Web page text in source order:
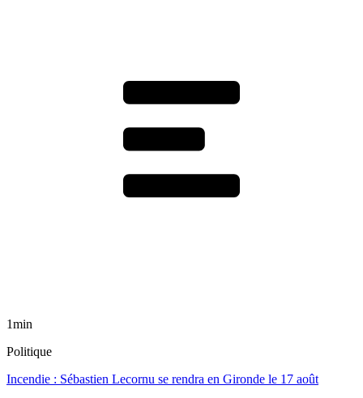
1min
Politique
Incendie : Sébastien Lecornu se rendra en Gironde le 17 août